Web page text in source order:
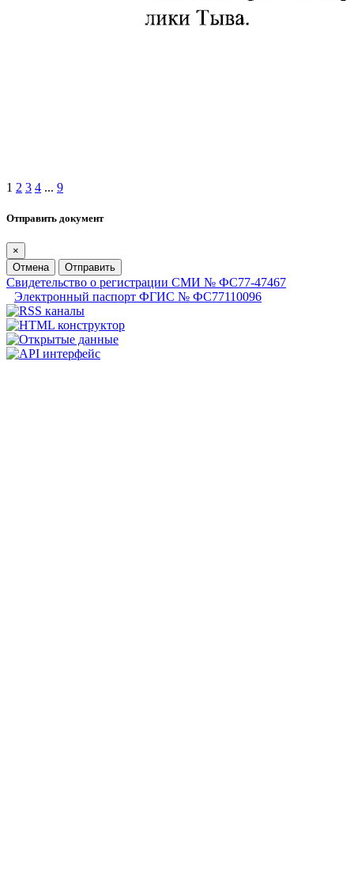
1 2 3 4 ... 9
Отправить документ
×
Отмена
Отправить
Свидетельство о регистрации СМИ № ФС77-47467
Электронный паспорт ФГИС № ФС77110096